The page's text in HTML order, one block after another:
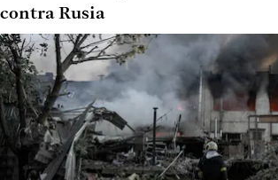
contra Rusia